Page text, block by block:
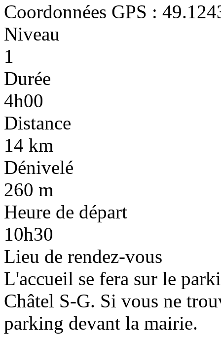
Coordonnées GPS :
Niveau
1
Durée
4h00
Distance
14 km
Dénivelé
260 m
Heure de départ
10h30
Lieu de rendez-vous
L'accueil se fera sur le
Châtel S-G. Si vous ne
parking devant la mairie.